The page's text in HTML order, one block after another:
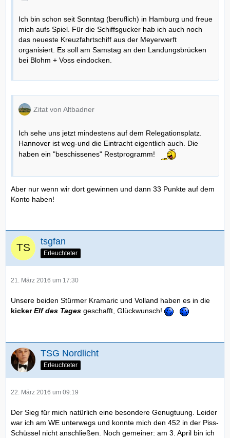
Ich bin schon seit Sonntag (beruflich) in Hamburg und freue
mich aufs Spiel. Für die Schiffsgucker hab ich auch noch
das neueste Kreuzfahrtschiff aus der Meyerwerft
organisiert. Es soll am Samstag an den Landungsbrücken
bei Blohm + Voss eindocken.
Zitat von Altbadner
Ich sehe uns jetzt mindestens auf dem Relegationsplatz.
Hannover ist weg-und die Eintracht eigentlich auch. Die
haben ein "beschissenes" Restprogramm!
Aber nur wenn wir dort gewinnen und dann 33 Punkte auf dem
Konto haben!
tsgfan
Erleuchteter
21. März 2016 um 17:30
Unsere beiden Stürmer Kramaric und Volland haben es in die
kickerElf des Tages geschafft, Glückwunsch!
TSG Nordlicht
Erleuchteter
22. März 2016 um 09:19
Der Sieg für mich natürlich eine besondere Genugtuung. Leider
war ich am WE unterwegs und konnte mich den 452 in der Piss-
Schüssel nicht anschließen. Noch gemeiner: am 3. April bin ich